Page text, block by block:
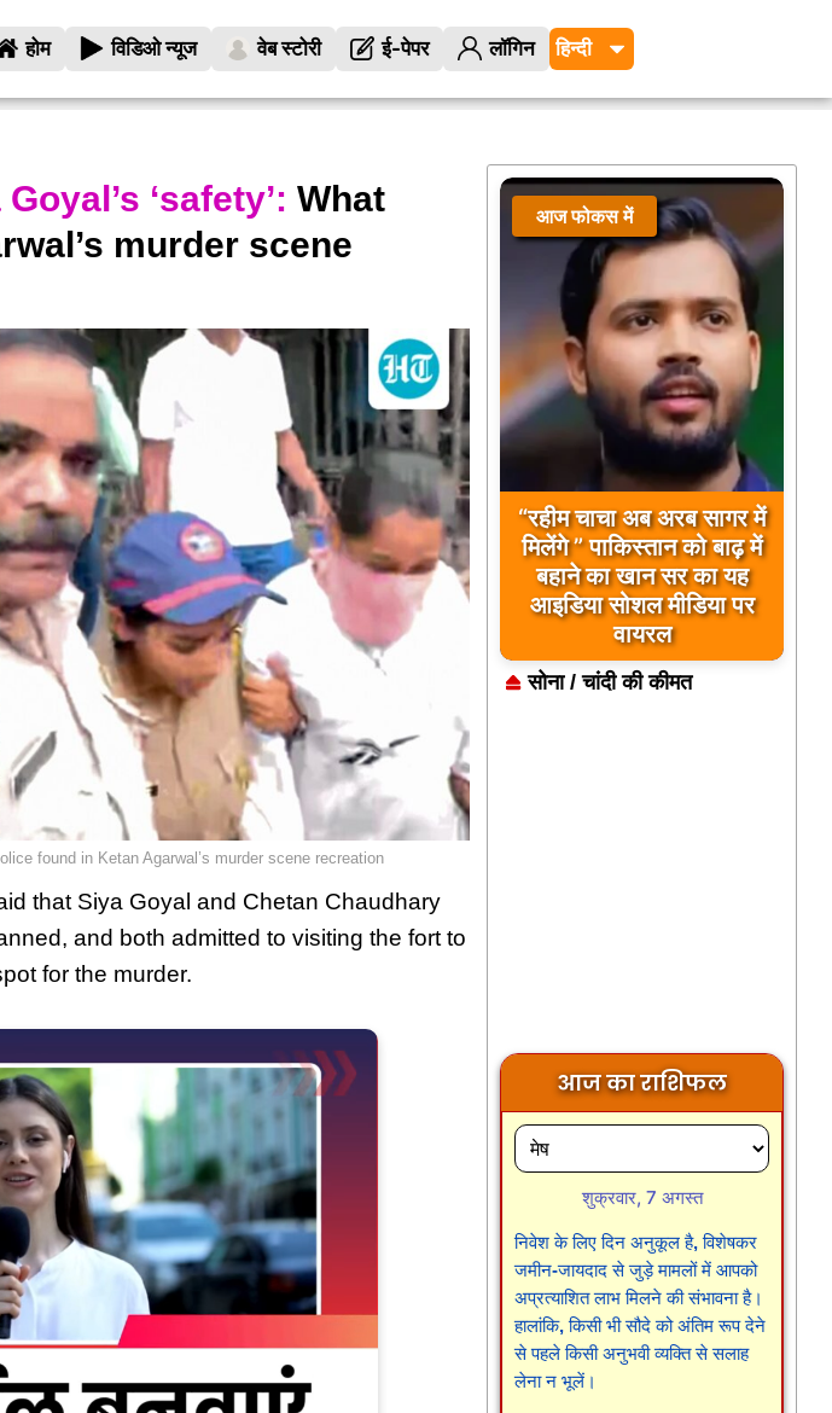
होम विडिओ न्यूज वेब स्टोरी ई-पेपर लॉगिन
‘safety’: What
murder scene
found in Ketan Agarwal’s murder scene recreation
that Siya Goyal and Chetan Chaudhary
and both admitted to visiting the fort to
for the murder.
आज फोकस में
“रहीम चाचा अब अरब सागर में
मिलेंगे ” पाकिस्तान को बाढ़ में
बहाने का खान सर का यह
आइडिया सोशल मीडिया पर
वायरल
सोना / चांदी की कीमत
आज का राशिफल
शुक्रवार, 7 अगस्त
निवेश के लिए दिन अनुकूल है, विशेषकर
जमीन-जायदाद से जुड़े मामलों में आपको
अप्रत्याशित लाभ मिलने की संभावना है।
हालांकि, किसी भी सौदे को अंतिम रूप देने
से पहले किसी अनुभवी व्यक्ति से सलाह
लेना न भूलें।